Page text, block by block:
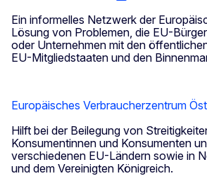
Ein informelles Netzwerk der
Lösung von Problemen, die EU-
oder Unternehmen mit den
EU-Mitgliedstaaten und den
Europäisches Verbraucherzentrum
Hilft bei der Beilegung von
Konsumentinnen und Konsumenten
verschiedenen EU-Ländern sowie in
und dem Vereinigten Königreich.